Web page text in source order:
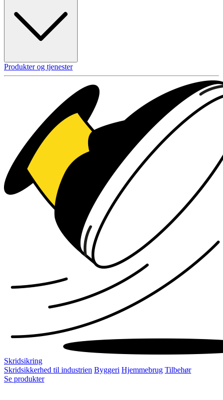
Produkter og tjenester
Skridsikring
Skridsikkerhed til industrien Byggeri Hjemmebrug Tilbehør
Se produkter